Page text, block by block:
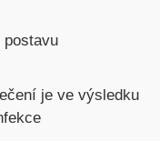
je ve výsledku